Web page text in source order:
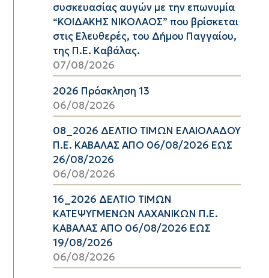
συσκευασίας αυγών με την επωνυμία
“ΚΟΙΔΑΚΗΣ ΝΙΚΟΛΑΟΣ” που βρίσκεται
στις Ελευθερές, του Δήμου Παγγαίου,
της Π.Ε. Καβάλας.
07/08/2026
2026 Πρόσκληση 13
06/08/2026
08_2026 ΔΕΛΤΙΟ ΤΙΜΩΝ ΕΛΑΙΟΛΑΔΟΥ
Π.Ε. ΚΑΒΑΛΑΣ ΑΠΟ 06/08/2026 ΕΩΣ
26/08/2026
06/08/2026
16_2026 ΔΕΛΤΙΟ ΤΙΜΩΝ
ΚΑΤΕΨΥΓΜΕΝΩΝ ΛΑΧΑΝΙΚΩΝ Π.Ε.
ΚΑΒΑΛΑΣ ΑΠΟ 06/08/2026 ΕΩΣ
19/08/2026
06/08/2026